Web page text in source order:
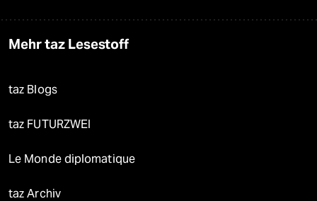
Mehr taz Lesestoff
taz Blogs
taz FUTURZWEI
Le Monde diplomatique
taz Archiv